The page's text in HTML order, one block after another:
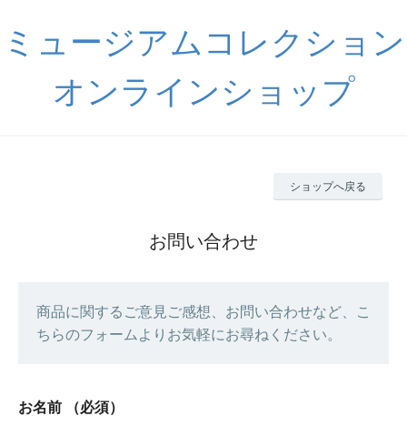
ミュージアムコレクション
オンラインショップ
ショップへ戻る
お問い合わせ
商品に関するご意見ご感想、お問い合わせなど、こ
ちらのフォームよりお気軽にお尋ねください。
お名前 （必須）